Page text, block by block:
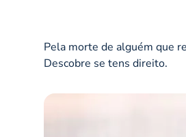
Pela morte de alguém que
Descobre se tens direito.